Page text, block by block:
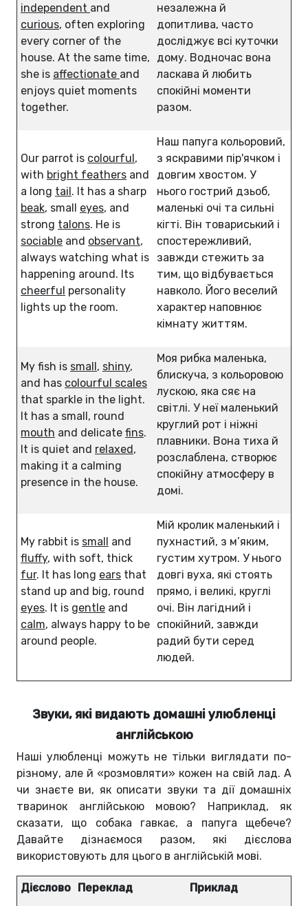
independent and
curious, often exploring
every corner of the
house. At the same time,
she is affectionate and
enjoys quiet moments
together.
незалежна й
допитлива, часто
досліджує всі куточки
дому. Водночас вона
ласкава й любить
спокійні моменти
разом.
Our parrot is colourful,
with bright feathers and
a long tail. It has a sharp
beak, small eyes, and
strong talons. He is
sociable and observant,
always watching what is
happening around. Its
cheerful personality
lights up the room.
Наш папуга кольоровий,
з яскравими пір'ячком і
довгим хвостом. У
нього гострий дзьоб,
маленькі очі та сильні
кігті. Він товариський і
спостережливий,
завжди стежить за
тим, що відбувається
навколо. Його веселий
характер наповнює
кімнату життям.
My fish is small, shiny,
and has colourful scales
that sparkle in the light.
It has a small, round
mouth and delicate fins.
It is quiet and relaxed,
making it a calming
presence in the house.
Моя рибка маленька,
блискуча, з кольоровою
лускою, яка сяє на
світлі. У неї маленький
круглий рот і ніжні
плавники. Вона тиха й
розслаблена, створює
спокійну атмосферу в
домі.
My rabbit is small and
fluffy, with soft, thick
fur. It has long ears that
stand up and big, round
eyes. It is gentle and
calm, always happy to be
around people.
Мій кролик маленький і
пухнастий, з м’яким,
густим хутром. У нього
довгі вуха, які стоять
прямо, і великі, круглі
очі. Він лагідний і
спокійний, завжди
радий бути серед
людей.
Звуки, які видають домашні улюбленці
англійською
Наші улюбленці можуть не тільки виглядати по-
різному, але й «розмовляти» кожен на свій лад. А
чи знаєте ви, як описати звуки та дії домашніх
тваринок англійською мовою? Наприклад, як
сказати, що собака гавкає, а папуга щебече?
Давайте дізнаємося разом, які дієслова
використовують для цього в англійській мові.
Дієслово Переклад Приклад